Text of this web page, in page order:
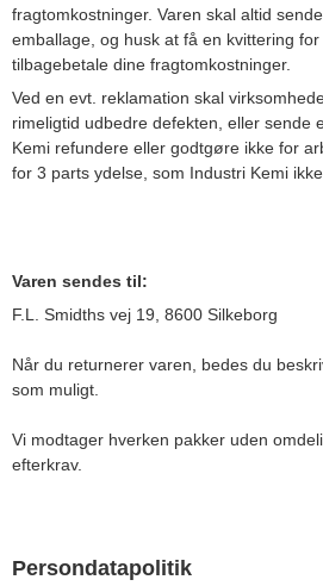
fragtomkostninger. Varen skal altid
emballage, og husk at få en kvittering
tilbagebetale dine fragtomkostninger.
Ved en evt. reklamation skal
rimeligtid udbedre defekten, eller sende
Kemi refundere eller godtgøre ikke for
for 3 parts ydelse, som Industri Kemi
Varen sendes til:
F.L. Smidths vej 19, 8600 Silkeborg
Når du returnerer varen, bedes du
som muligt.
Vi modtager hverken pakker uden
efterkrav.
Persondatapolitik